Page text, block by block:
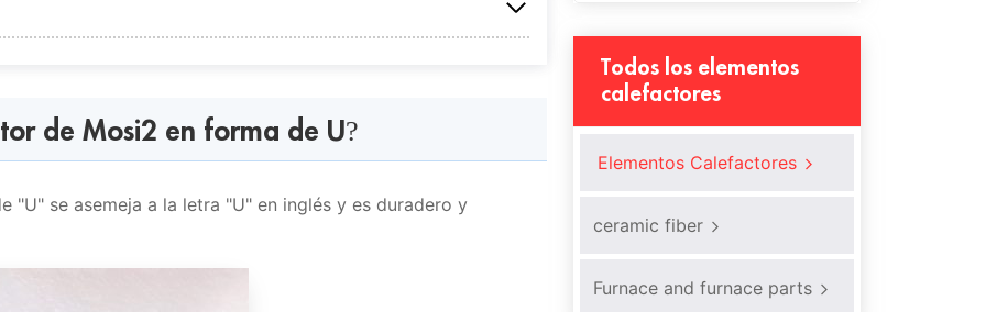
calefactor de Mosi2 en forma de U
de Mosi2 en forma de U
de Mosi2 en forma de U
rectos están definidos por
de Mosi2 en forma de U?
"U" se asemeja a la letra "U" en inglés y es duradero y
Todos los elementos
calefactores
Elementos Calefactores
ceramic fiber
Furnace and furnace parts